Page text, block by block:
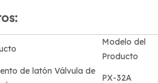
Modelo del
Producto
de latón Válvula de
PX-32A